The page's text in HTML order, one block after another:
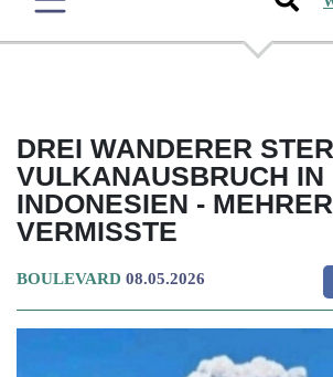
DREI WANDERER
VULKANAUSBRUCH IN
INDONESIEN -
VERMISSTE
BOULEVARD 08.05.2026